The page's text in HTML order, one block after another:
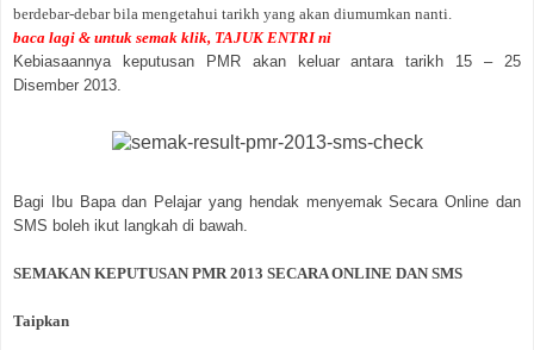
berdebar-debar bila mengetahui tarikh yang akan diumumkan nanti.
baca lagi & untuk semak klik, TAJUK ENTRI ni
Kebiasaannya keputusan PMR akan keluar antara tarikh 15 – 25
Disember 2013.
Bagi Ibu Bapa dan Pelajar yang hendak menyemak Secara Online dan
SMS boleh ikut langkah di bawah.
SEMAKAN KEPUTUSAN PMR 2013 SECARA ONLINE DAN SMS
Taipkan